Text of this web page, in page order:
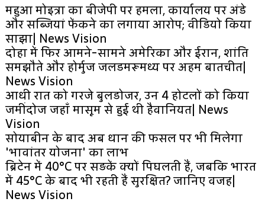
महुआ मोइत्रा का बीजेपी पर हमला, कार्यालय पर अंडे
और सब्जियां फेंकने का लगाया आरोप; वीडियो किया
साझा| News Vision
दोहा में फिर आमने-सामने अमेरिका और ईरान, शांति
समझौते और होर्मुज जलडमरूमध्य पर अहम बातचीत|
News Vision
आधी रात को गरजे बुलडोजर, उन 4 होटलों को किया
जमींदोज जहाँ मासूम से हुई थी हैवानियत| News
Vision
सोयाबीन के बाद अब धान की फसल पर भी मिलेगा
'भावांतर योजना' का लाभ
ब्रिटेन में 40°C पर सड़कें क्यों पिघलती हैं, जबकि भारत
में 45°C के बाद भी रहती हैं सुरक्षित? जानिए वजह|
News Vision